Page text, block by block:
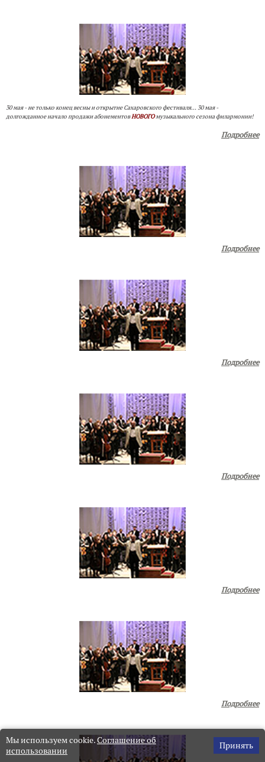
30 мая - не только конец весны и открытие Сахаровского фестиваля... 30 мая -
долгожданное начало продажи абонементовНОВОГОмузыкального сезона филармонии!
Подробнее
Подробнее
Подробнее
Подробнее
Подробнее
Подробнее
Мы используем cookie.Соглашение об
использовании
Принять